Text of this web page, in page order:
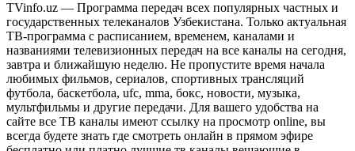
TVinfo.uz — Программа передач всех популярных частных и
государственных телеканалов Узбекистана. Только актуальная
ТВ-программа с расписанием, временем, каналами и
названиями телевизионных передач на все каналы на сегодня,
завтра и ближайшую неделю. Не пропустите время начала
любимых фильмов, сериалов, спортивных трансляций
футбола, баскетбола, ufc, mma, бокс, новости, музыка,
мультфильмы и другие передачи. Для вашего удобства на
сайте все ТВ каналы имеют ссылку на просмотр online, вы
всегда будете знать где смотреть онлайн в прямом эфире